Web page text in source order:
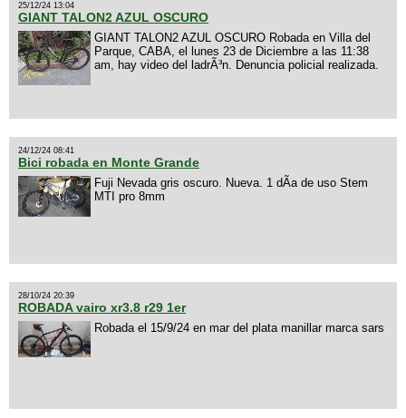
25/12/24 13:04
GIANT TALON2 AZUL OSCURO
GIANT TALON2 AZUL OSCURO Robada en Villa del
Parque, CABA, el lunes 23 de Diciembre a las 11:38
am, hay video del ladrÃ³n. Denuncia policial realizada.
24/12/24 08:41
Bici robada en Monte Grande
Fuji Nevada gris oscuro. Nueva. 1 dÃ­a de uso Stem
MTI pro 8mm
28/10/24 20:39
ROBADA vairo xr3.8 r29 1er
Robada el 15/9/24 en mar del plata manillar marca sars